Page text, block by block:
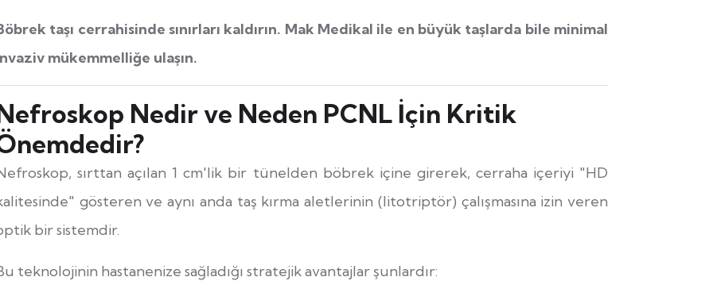
taşı cerrahisinde sınırları kaldırın. Mak Medikal ile en büyük taşlarda bile minimal
mükemmelliğe ulaşın.
Nedir ve Neden PCNL İçin Kritik
sırttan açılan 1 cm'lik bir tünelden böbrek içine girerek, cerraha içeriyi "HD
gösteren ve aynı anda taş kırma aletlerinin (litotriptör) çalışmasına izin veren
bir sistemdir.
teknolojinin hastanenize sağladığı stratejik avantajlar şunlardır: